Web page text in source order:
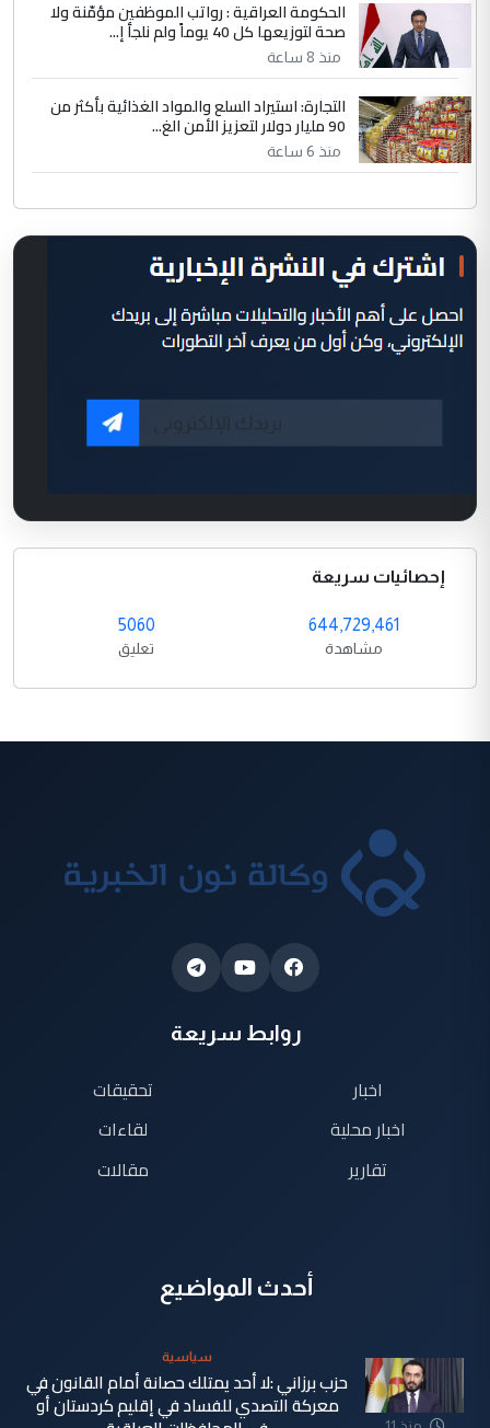
الحكومة العراقية : رواتب الموظفين مؤمّنة ولا
صحة لتوزيعها كل 40 يوماً ولم نلجأ إ...
منذ 8 ساعة
التجارة: استيراد السلع والمواد الغذائية بأكثر من
90 مليار دولار لتعزيز الأمن الغ...
منذ 6 ساعة
إحصائيات سريعة
644,729,461
مشاهدة
5060
تعليق
روابط سريعة
اخبار
اخبار محلية
تقارير
تحقيقات
لقاءات
مقالات
أحدث المواضيع
سياسية
حزب برزاني :لا أحد يمتلك حصانة أمام القانون في
معركة التصدي للفساد في إقليم كردستان أو